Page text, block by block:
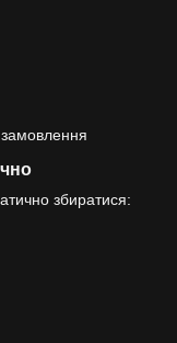
збиратися: